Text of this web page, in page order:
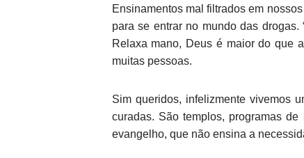
Ensinamentos mal filtrados em
para se entrar no mundo das
Relaxa mano, Deus é maior do que
muitas pessoas.
Sim queridos, infelizmente vivemos
curadas. São templos, programas
evangelho, que não ensina a